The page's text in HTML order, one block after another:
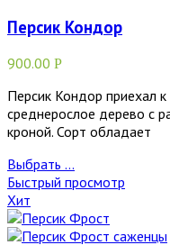
Персик Кондор
900.00 Р
Персик Кондор приехал
среднерослое дерево с
кроной. Сорт обладает
Выбрать ...
Быстрый просмотр
Хит